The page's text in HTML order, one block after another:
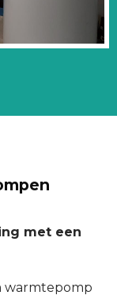
met een
warmtepomp